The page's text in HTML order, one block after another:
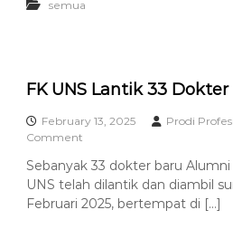
D
o
t
e
r
o
t
e
semua
FK UNS Lantik 33 Dokter
February 13, 2025 Prodi
Commento
F
K
U
Sebanyak 33 dokter baru
UNS telah dilantik dan diambil
Februari 2025, bertempat di […]